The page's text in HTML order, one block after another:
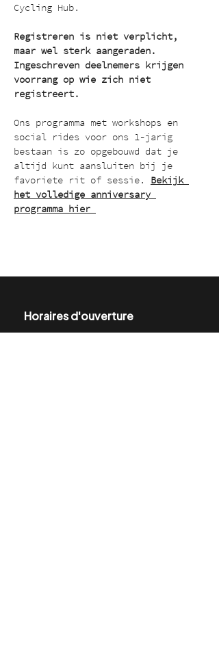
Cycling Hub.
Registreren is niet verplicht,
maar wel sterk aangeraden.
Ingeschreven deelnemers krijgen
voorrang op wie zich niet
registreert.
Ons programma met workshops en
social rides voor ons 1-jarig
bestaan is zo opgebouwd dat je
altijd kunt aansluiten bij je
favoriete rit of sessie. Bekijk
het volledige anniversary
programma hier
Horaires d'ouverture
Lundi